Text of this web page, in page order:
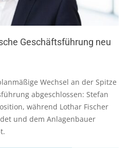
Geschäftsführung neu
Wechsel an der Spitze
abgeschlossen: Stefan
während Lothar Fischer
und dem Anlagenbauer